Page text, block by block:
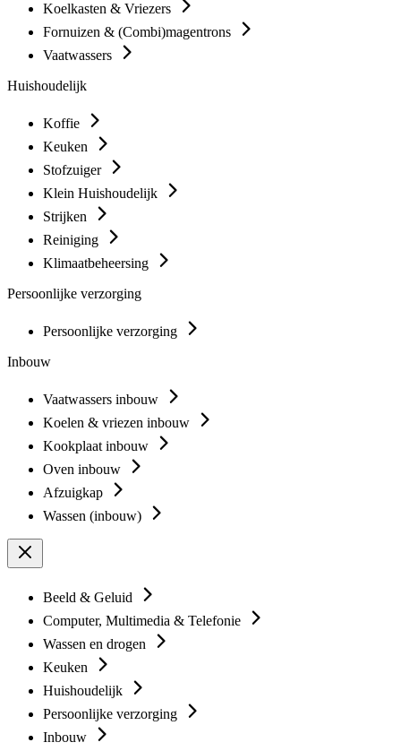
Koelkasten & Vriezers
Fornuizen & (Combi)magentrons
Vaatwassers
Huishoudelijk
Koffie
Keuken
Stofzuiger
Klein Huishoudelijk
Strijken
Reiniging
Klimaatbeheersing
Persoonlijke verzorging
Persoonlijke verzorging
Inbouw
Vaatwassers inbouw
Koelen & vriezen inbouw
Kookplaat inbouw
Oven inbouw
Afzuigkap
Wassen (inbouw)
Beeld & Geluid
Computer, Multimedia & Telefonie
Wassen en drogen
Keuken
Huishoudelijk
Persoonlijke verzorging
Inbouw